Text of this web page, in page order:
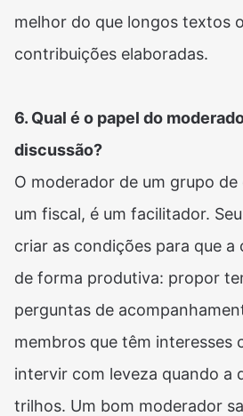
melhor do que longos textos
contribuições elaboradas.
6. Qual é o papel do
discussão?
O moderador de um grupo de
um fiscal, é um facilitador.
criar as condições para que a
de forma produtiva: propor
perguntas de
membros que têm interesses
intervir com leveza quando a
trilhos. Um bom moderador